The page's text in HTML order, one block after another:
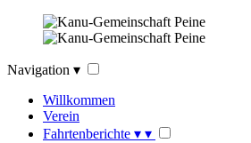
Navigation ▾
Willkommen
Verein
Fahrtenberichte ▾ ▾